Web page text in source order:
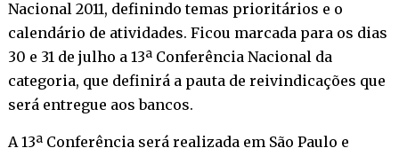
Nacional 2011, definindo temas prioritários e o
calendário de atividades. Ficou marcada para os dias
30 e 31 de julho a 13ª Conferência Nacional da
categoria, que definirá a pauta de reivindicações que
será entregue aos bancos.
A 13ª Conferência será realizada em São Paulo e